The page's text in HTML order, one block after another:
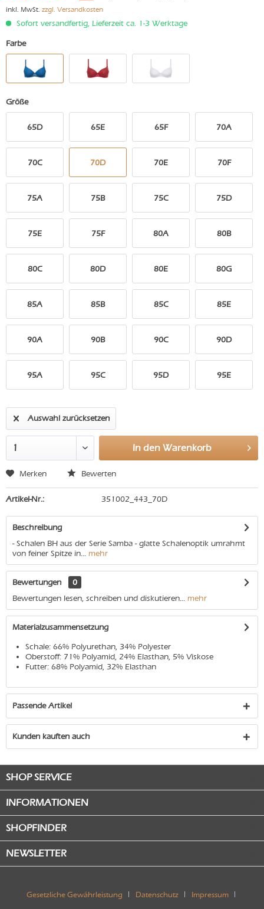
inkl. MwSt. zzgl. Versandkosten
Sofort versandfertig, Lieferzeit ca. 1-3 Werktage
Farbe
Größe
65D 65E 65F 70A
70C 70D 70E 70F
75A 75B 75C 75D
75E 75F 80A 80B
80C 80D 80E 80G
85A 85B 85C 85E
90A 90B 90C 90D
95A 95C 95D 95E
Auswahl zurücksetzen
In den Warenkorb
Merken Bewerten
Artikel-Nr.: 351002_443_70D
Beschreibung
- Schalen BH aus der Serie Samba - glatte Schalenoptik umrahmt
von feiner Spitze in... mehr
Bewertungen
0
Bewertungen lesen, schreiben und diskutieren... mehr
Materialzusammensetzung
Schale: 66% Polyurethan, 34% Polyester
Oberstoff: 71% Polyamid, 24% Elasthan, 5% Viskose
Futter: 68% Polyamid, 32% Elasthan
Passende Artikel
Kunden kauften auch
SHOP SERVICE
INFORMATIONEN
SHOPFINDER
NEWSLETTER
Gesetzliche Gewährleistung Datenschutz Impressum